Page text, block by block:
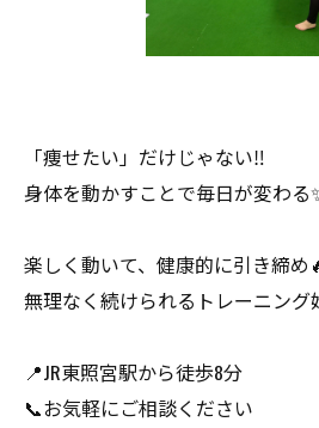
「痩せたい」だけじゃない‼️
身体を動かすことで毎日が変わる
楽しく動いて、健康的に引き締め
無理なく続けられるトレーニン
📍JR東照宮駅から徒歩8分
📞お気軽にご相談ください